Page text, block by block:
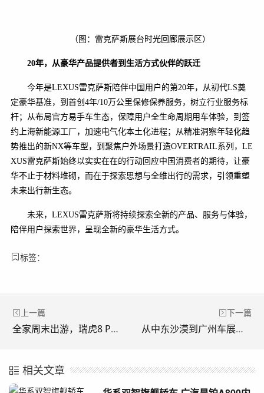
（图：雷克萨斯展台时光回廊展示区）
20年，从豪华产品提供者到生活方式伙伴的跃迁
今年是LEXUS雷克萨斯陪伴中国用户的第20年，从初代LS奠
定豪华基准，到首创4年/10万公里保修保养服务，树立行业服务标
杆；从布局官方易手车生态，保障用户全生命周期用车体验，到签
约上海新能源工厂，加速电气化本土化进程；从精准洞察年轻化趋
势推出的新NX等车型，到聚焦户外场景打造OVERTRAIL系列，LE
XUS雷克萨斯始终以实实在在的行动回应中国消费者的期待，让豪
华不止于材料堆砌，而在于探索思想与全维出行的需求，引领重塑
未来出行新生态。
未来，LEXUS雷克萨斯将持续探索全新的产品、服务与体验，
陪伴用户探索世界，呈现全新的豪华生活方式。
标签：
上一篇
全家周末出游，瑞虎8 PLUS让出行充满“松弛感”！
下一篇
从中东沙漠到广州车展，纵横G700以硬核实力赢取世界掌声
相关文章